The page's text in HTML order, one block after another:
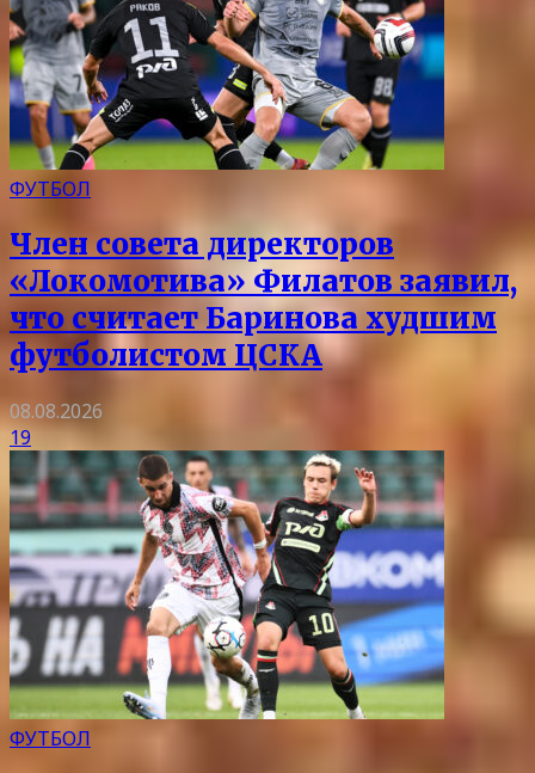
ФУТБОЛ
Член совета директоров
«Локомотива» Филатов заявил,
что считает Баринова худшим
футболистом ЦСКА
08.08.2026
19
ФУТБОЛ